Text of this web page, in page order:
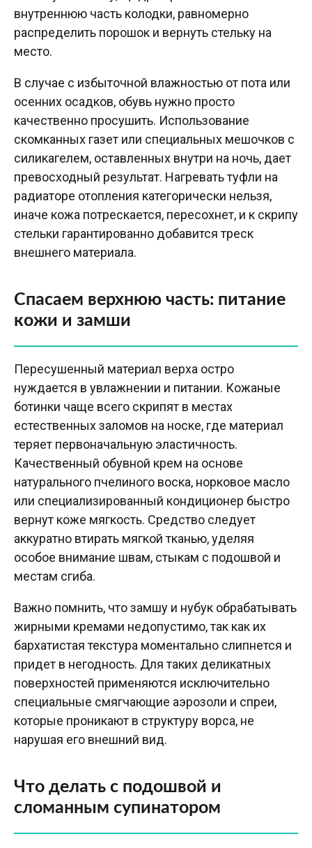
внутреннюю часть колодки, равномерно
распределить порошок и вернуть стельку на
место.
В случае с избыточной влажностью от пота или
осенних осадков, обувь нужно просто
качественно просушить. Использование
скомканных газет или специальных мешочков с
силикагелем, оставленных внутри на ночь, дает
превосходный результат. Нагревать туфли на
радиаторе отопления категорически нельзя,
иначе кожа потрескается, пересохнет, и к скрипу
стельки гарантированно добавится треск
внешнего материала.
Спасаем верхнюю часть: питание
кожи и замши
Пересушенный материал верха остро
нуждается в увлажнении и питании. Кожаные
ботинки чаще всего скрипят в местах
естественных заломов на носке, где материал
теряет первоначальную эластичность.
Качественный обувной крем на основе
натурального пчелиного воска, норковое масло
или специализированный кондиционер быстро
вернут коже мягкость. Средство следует
аккуратно втирать мягкой тканью, уделяя
особое внимание швам, стыкам с подошвой и
местам сгиба.
Важно помнить, что замшу и нубук обрабатывать
жирными кремами недопустимо, так как их
бархатистая текстура моментально слипнется и
придет в негодность. Для таких деликатных
поверхностей применяются исключительно
специальные смягчающие аэрозоли и спреи,
которые проникают в структуру ворса, не
нарушая его внешний вид.
Что делать с подошвой и
сломанным супинатором